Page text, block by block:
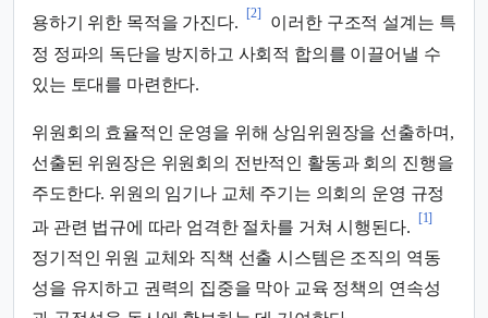
용하기 위한 목적을 가진다.
[2]
이러한 구조적 설계는 특
정 정파의 독단을 방지하고 사회적 합의를 이끌어낼 수
있는 토대를 마련한다.
위원회의 효율적인 운영을 위해 상임위원장을 선출하며,
선출된 위원장은 위원회의 전반적인 활동과 회의 진행을
주도한다. 위원의 임기나 교체 주기는 의회의 운영 규정
과 관련 법규에 따라 엄격한 절차를 거쳐 시행된다.
[1]
정기적인 위원 교체와 직책 선출 시스템은 조직의 역동
성을 유지하고 권력의 집중을 막아 교육 정책의 연속성